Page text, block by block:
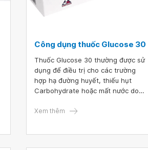
Công dụng thuốc Glucose 30
Thuốc Glucose 30 thường được sử
dụng để điều trị cho các trường
hợp hạ đường huyết, thiếu hụt
Carbohydrate hoặc mất nước do
dụng Glucose 30%, bệnh nhân cần
Xem thêm